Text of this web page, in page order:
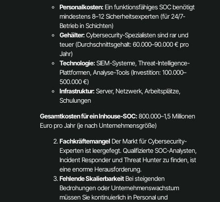
Personalkosten: Ein funktionsfähiges SOC benötigt
mindestens 8–12 Sicherheitsexperten (für 24/7-
Betrieb in Schichten)
Gehälter:Cybersecurity-Spezialisten sind rar und
teuer (Durchschnittsgehalt: 60.000–90.000 € pro
Jahr)
Technologie: SIEM-Systeme, Threat-Intelligence-
Plattformen, Analyse-Tools (Investition: 100.000–
500.000 €)
Infrastruktur: Server, Netzwerk, Arbeitsplätze,
Schulungen
Gesamtkosten für ein Inhouse-SOC:800.000–1,5 Millionen
Euro pro Jahr (je nach Unternehmensgröße)
Fachkräftemangel Der Markt für Cybersecurity-
Experten ist leergefegt. Qualifizierte SOC-Analysten,
Incident Responder und Threat Hunter zu finden, ist
eine enorme Herausforderung.
Fehlende SkalierbarkeitBei steigenden
Bedrohungen oder Unternehmenswachstum
müssen Sie kontinuierlich in Personal und